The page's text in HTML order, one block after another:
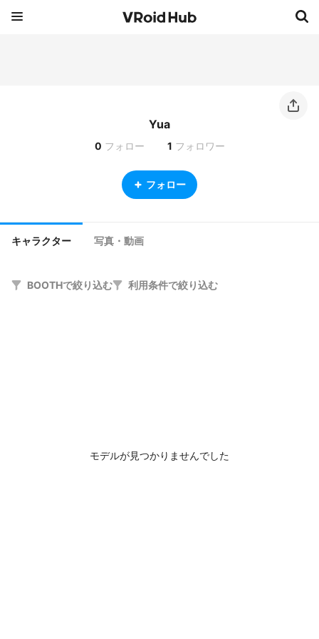
Yua
0 フォロー 1 フォロワー
フォロー
キャラクター 写真・動画
BOOTHで絞り込む 利用条件で絞り込む
モデルが見つかりませんでした